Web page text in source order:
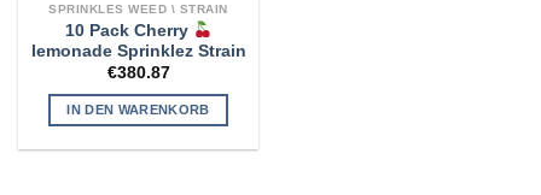
SPRINKLES WEED \ STRAIN
10 Pack Cherry
lemonade Sprinklez Strain
€380.87
IN DEN WARENKORB